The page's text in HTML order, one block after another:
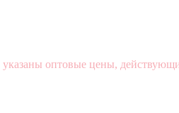
оптовые цены,